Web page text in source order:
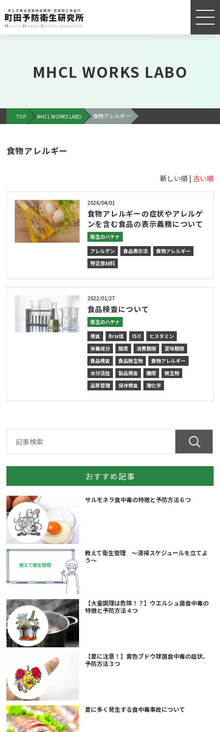
MHCL WORKS LABO
TOP MHCL WORKS LABO 食物アレルギー
食物アレルギー
新しい順 | 古い順
2026/04/01
食物アレルギーの症状やアレルゲ
ンを含む食品の表示義務について
衛生のハテナ
アレルゲン
食品表示法
食物アレルギー
特定原材料
2022/01/27
食品検査について
衛生のハテナ
検査
Brix値 ISO
ヒスタミン
栄養成分
酸度 消費期限
賞味期限
食品検査
食品微生物
食物アレルギー
水分活性
製品検査 糖度
微生物
品質管理
保存検査 理化学
おすすめ記事
サルモネラ食中毒の特徴と予防方法６つ
教えて衛生管理 ～清掃スケジュールを立てよ
う～
【大量調理は危険！？】ウエルシュ菌食中毒の
特徴と予防方法４つ
【夏に注意！】黄色ブドウ球菌食中毒の症状、
予防方法３つ
夏に多く発生する食中毒事故について